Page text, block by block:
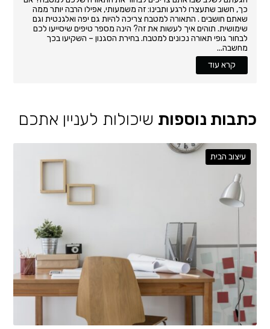
כך, חשוב שתעצרו לרגע ותבינו: זה משמעותי, אפילו הרבה יותר ממה
שאתם חושבים . התאורה למטבח צריכה להיות גם יפה ואלגנטית וגם
שימושית. תוהים איך לעשות את זה? הינה מספר טיפים שיסייעו לכם
לבחור גופי תאורה נכונים למטבח. בחירת הסגנון – השקיעו בכך
מחשבה...
קרא עוד
כתבות נוספות שיכולות לעניין אתכם
עיצוב הבית